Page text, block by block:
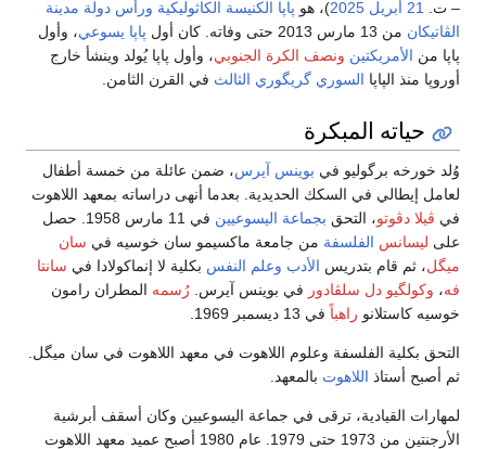
– ت.
21 أبريل 2025)، هو پاپا الكنيسة الكاثوليكية ورأس دولة مدينة
الڤاتيكان من 13 مارس 2013 حتى وفاته. كان أول پاپا يسوعي، وأول
پاپا من الأمريكتين ونصف الكرة الجنوبي، وأول پاپا يُولد وينشأ خارج
أوروپا منذ الپاپا السوري گريگوري الثالث في القرن الثامن.
حياته المبكرة
وُلد خورخه برگوليو في بوينس آيرس، ضمن عائلة من خمسة أطفال
لعامل إيطالي في السكك الحديدية. بعدما أنهى دراساته بمعهد اللاهوت
في ڤيلا دڤوتو، التحق بجماعة اليسوعيين
في 11 مارس 1958. حصل
على ليسانس الفلسفة من جامعة ماكسيمو سان خوسيه في سان
ميگل، ثم قام بتدريس الأدب وعلم النفس بكلية لا إنماكولادا في سانتا
فه، وكولگيو دل سلڤادور في بوينس آيرس. رُسمه المطران رامون
خوسيه كاستلانو راهباً في 13 ديسمبر 1969.
التحق بكلية الفلسفة وعلوم اللاهوت في معهد اللاهوت في سان ميگل.
ثم أصبح أستاذ اللاهوت بالمعهد.
لمهارات القيادية، ترقى في جماعة اليسوعيين وكان أسقف أبرشية
الأرجنتين من 1973 حتى 1979. عام 1980 أصبح عميد معهد اللاهوت